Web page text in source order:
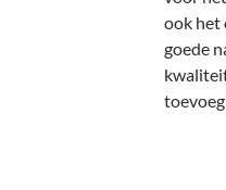
ook het
goede